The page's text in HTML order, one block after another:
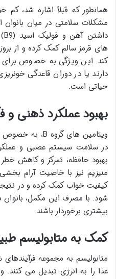
همانطور که قبلاً اشاره شد،
مشکلات سلامتی در میان بانوان
های قرمز سالم کمک کرده و از
کند. این ویژگی به خصوص برای
دارند یا در دوران قاعدگی
حیاتی است.
بهبود عملکرد ذهنی و
در سلامت سیستم عصبی و
بهبود حافظه، تمرکز و کاهش
منیزیم نیز با خاصیت آرام
کیفیت خواب کمک کرده و در
شود. با مصرف این مکمل، بانوان
بیشتری برخوردار باشند.
کمک به متابولیسم
متابولیسم به مجموعه